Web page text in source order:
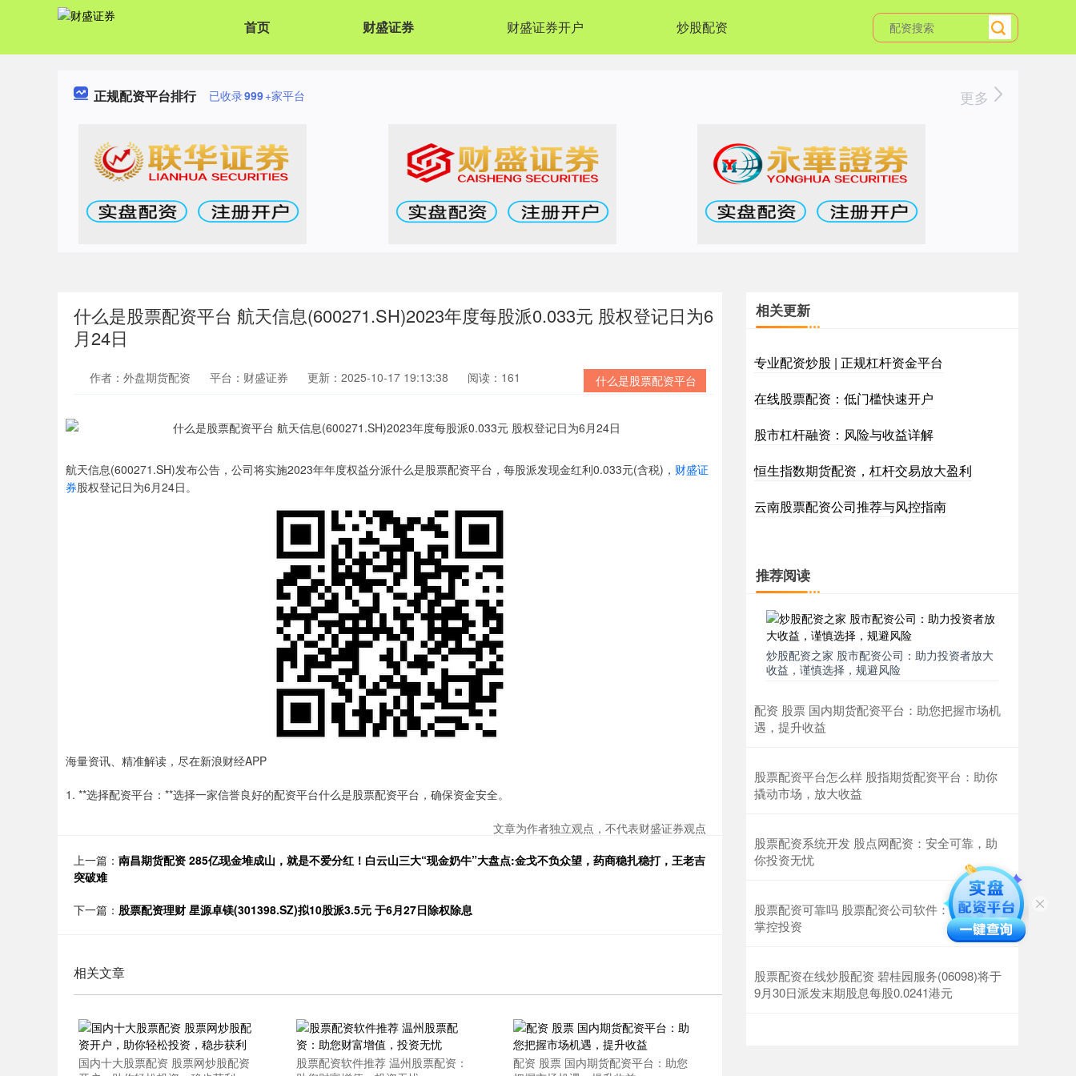
首页 财盛证券 财盛证券开户 炒股配资
正规配资平台排行 已收录999+家平台 更多
什么是股票配资平台 航天信息(600271.SH)2023年度每股派0.033元 股权登记日为6
月24日
什么是股票配资平台
作者：外盘期货配资 平台：财盛证券 更新：2025-10-17 19:13:38 阅读：161
航天信息(600271.SH)发布公告，公司将实施2023年年度权益分派什么是股票配资平台，每股派发现金红利0.033元(含税)， 财盛证
券股权登记日为6月24日。
海量资讯、精准解读，尽在新浪财经APP
1. **选择配资平台：**选择一家信誉良好的配资平台什么是股票配资平台，确保资金安全。
文章为作者独立观点，不代表财盛证券观点
上一篇： 南昌期货配资 285亿现金堆成山，就是不爱分红！白云山三大“现金奶牛”大盘点:金戈不负众望，药商稳扎稳打，王老吉
突破难
下一篇： 股票配资理财 星源卓镁(301398.SZ)拟10股派3.5元 于6月27日除权除息
相关文章
国内十大股票配资 股票网炒股配资
股票配资软件推荐 温州股票配资：
配资 股票 国内期货配资平台：助您
相关更新
专业配资炒股 | 正规杠杆资金平台
在线股票配资：低门槛快速开户
股市杠杆融资：风险与收益详解
恒生指数期货配资，杠杆交易放大盈利
云南股票配资公司推荐与风控指南
推荐阅读
炒股配资之家 股市配资公司：助力投资者放大
收益，谨慎选择，规避风险
配资 股票 国内期货配资平台：助您把握市场机
遇，提升收益
股票配资平台怎么样 股指期货配资平台：助你
撬动市场，放大收益
股票配资系统开发 股点网配资：安全可靠，助
你投资无忧
股票配资可靠吗 股票配资公司软件：助你轻松
掌控投资
股票配资在线炒股配资 碧桂园服务(06098)将于
9月30日派发末期股息每股0.0241港元